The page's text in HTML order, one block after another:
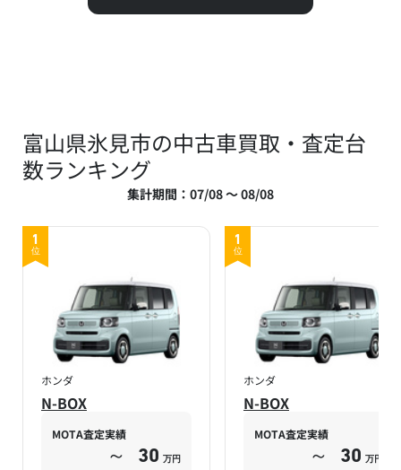
富山県氷見市の中古車買取・査定台
数ランキング
集計期間：07/08 ～ 08/08
1
位
ホンダ
N-BOX
MOTA査定実績
～ 30 万円
1
位
ホンダ
N-BOX
MOTA査定実績
～ 30 万円